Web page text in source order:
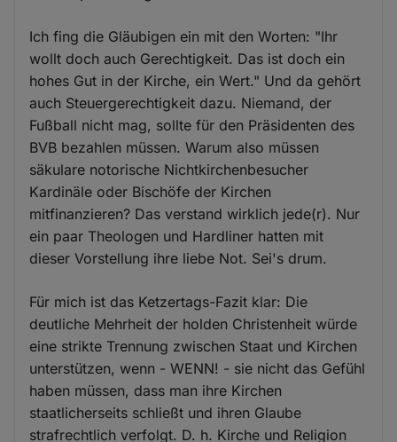
Ich fing die Gläubigen ein mit den Worten: "Ihr
wollt doch auch Gerechtigkeit. Das ist doch ein
hohes Gut in der Kirche, ein Wert." Und da gehört
auch Steuergerechtigkeit dazu. Niemand, der
Fußball nicht mag, sollte für den Präsidenten des
BVB bezahlen müssen. Warum also müssen
säkulare notorische Nichtkirchenbesucher
Kardinäle oder Bischöfe der Kirchen
mitfinanzieren? Das verstand wirklich jede(r). Nur
ein paar Theologen und Hardliner hatten mit
dieser Vorstellung ihre liebe Not. Sei's drum.
Für mich ist das Ketzertags-Fazit klar: Die
deutliche Mehrheit der holden Christenheit würde
eine strikte Trennung zwischen Staat und Kirchen
unterstützen, wenn - WENN! - sie nicht das Gefühl
haben müssen, dass man ihre Kirchen
staatlicherseits schließt und ihren Glaube
strafrechtlich verfolgt. D. h. Kirche und Religion